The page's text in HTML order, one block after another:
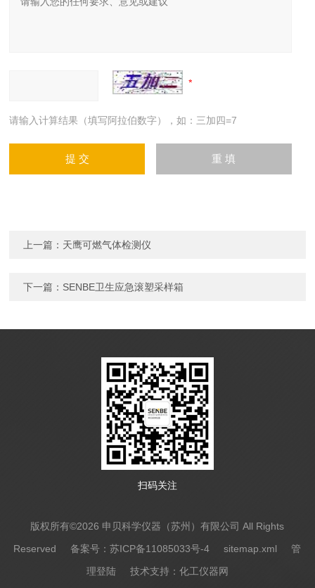
请输入计算结果（填写阿拉伯数字），如：三加四=7
上一篇： 天鹰可燃气体检测仪
下一篇： SENBE卫生应急滚塑采样箱
扫码关注
版权所有©2026 申贝科学仪器（苏州）有限公司 All Rights
Reserved备案号：苏ICP备11085033号-4 sitemap.xml
管
理登陆技术支持： 化工仪器网